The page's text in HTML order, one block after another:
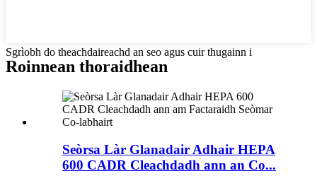
Sgrìobh do theachdaireachd an seo agus cuir thugainn i
Roinnean thoraidhean
Seòrsa Làr Glanadair Adhair HEPA
600 CADR Cleachdadh ann an Co...